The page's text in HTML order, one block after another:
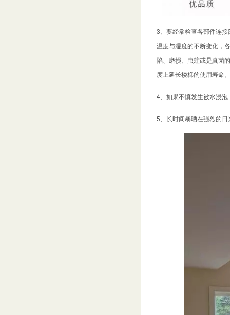
3、要经常检查各部件连
温度与湿度的不断变化，
陷、磨损、虫蛀或是真菌
度上延长楼梯的使用寿命。
4、如果不慎发生被水浸
5、长时间暴晒在强烈的